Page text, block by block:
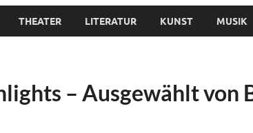
THEATER LITERATUR KUNST MUSIK
– Ausgewählt von